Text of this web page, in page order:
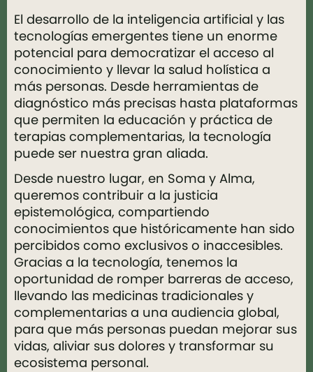
El desarrollo de la inteligencia artificial y las
tecnologías emergentes tiene un enorme
potencial para democratizar el acceso al
conocimiento y llevar la salud holística a
más personas. Desde herramientas de
diagnóstico más precisas hasta plataformas
que permiten la educación y práctica de
terapias complementarias, la tecnología
puede ser nuestra gran aliada.
Desde nuestro lugar, en Soma y Alma,
queremos contribuir a la justicia
epistemológica, compartiendo
conocimientos que históricamente han sido
percibidos como exclusivos o inaccesibles.
Gracias a la tecnología, tenemos la
oportunidad de romper barreras de acceso,
llevando las medicinas tradicionales y
complementarias a una audiencia global,
para que más personas puedan mejorar sus
vidas, aliviar sus dolores y transformar su
ecosistema personal.